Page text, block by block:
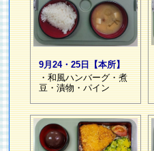
9月24・25日【本所】
・和風ハンバーグ・煮
豆・漬物・パイン